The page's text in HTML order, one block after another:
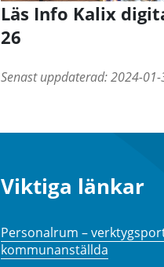
Läs Info Kalix
26
Senast uppdaterad:2024-
Viktiga länkar
Personalrum –
kommunanställda